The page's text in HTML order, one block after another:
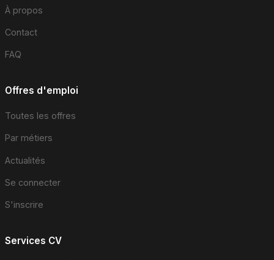
À propos
Contact
FAQ
Offres d'emploi
Toutes les offres
Par métiers
Actualités
Se connecter
S'inscrire
Services CV